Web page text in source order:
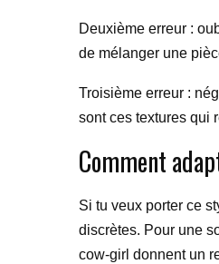
Deuxième erreur :
de mélanger une
Troisième erreur :
sont ces textures qui
Comment
Si tu veux porter ce
discrètes. Pour une
cow-girl donnent un